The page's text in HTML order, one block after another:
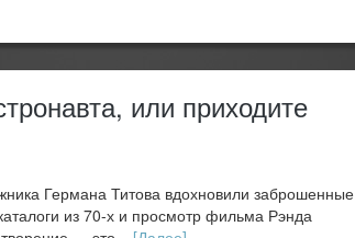
или приходите
Германа Титова вдохновили заброшенные
из 70-х и просмотр фильма Рэнда